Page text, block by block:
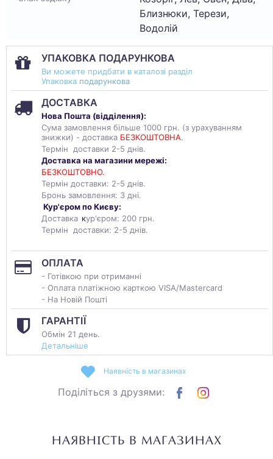
Близнюки, Терези,
Водолій
УПАКОВКА ПОДАРУНКОВА
Ви можете придбати в каталозі разділ
Упаковка подарункова
ДОСТАВКА
Нова Пошта (відділення):
Сума замовлення більше 1000 грн. (з урахуванням
знижки) - доставка БЕЗКОШТОВНА.
Термін доставки 2-5 днів.
Доставка на магазини мережі:
БЕЗКОШТОВНО.
Термін доставки: 2-5 днів.
Бронь замовлення: 3 дні.
Кур'єром по Києву:
Доставка кур'єром: 200 грн.
Термін доставки: 2-5 днів.
ОПЛАТА
- Готівкою при отриманні
- Оплата платіжною карткою VISA/Mastercard
- На Новій Пошті
ГАРАНТІЇ
Обмін 21 день.
Детальніше
Наявність в магазинах
Поділіться з друзями:
НАЯВНІСТЬ В МАГАЗИНАХ